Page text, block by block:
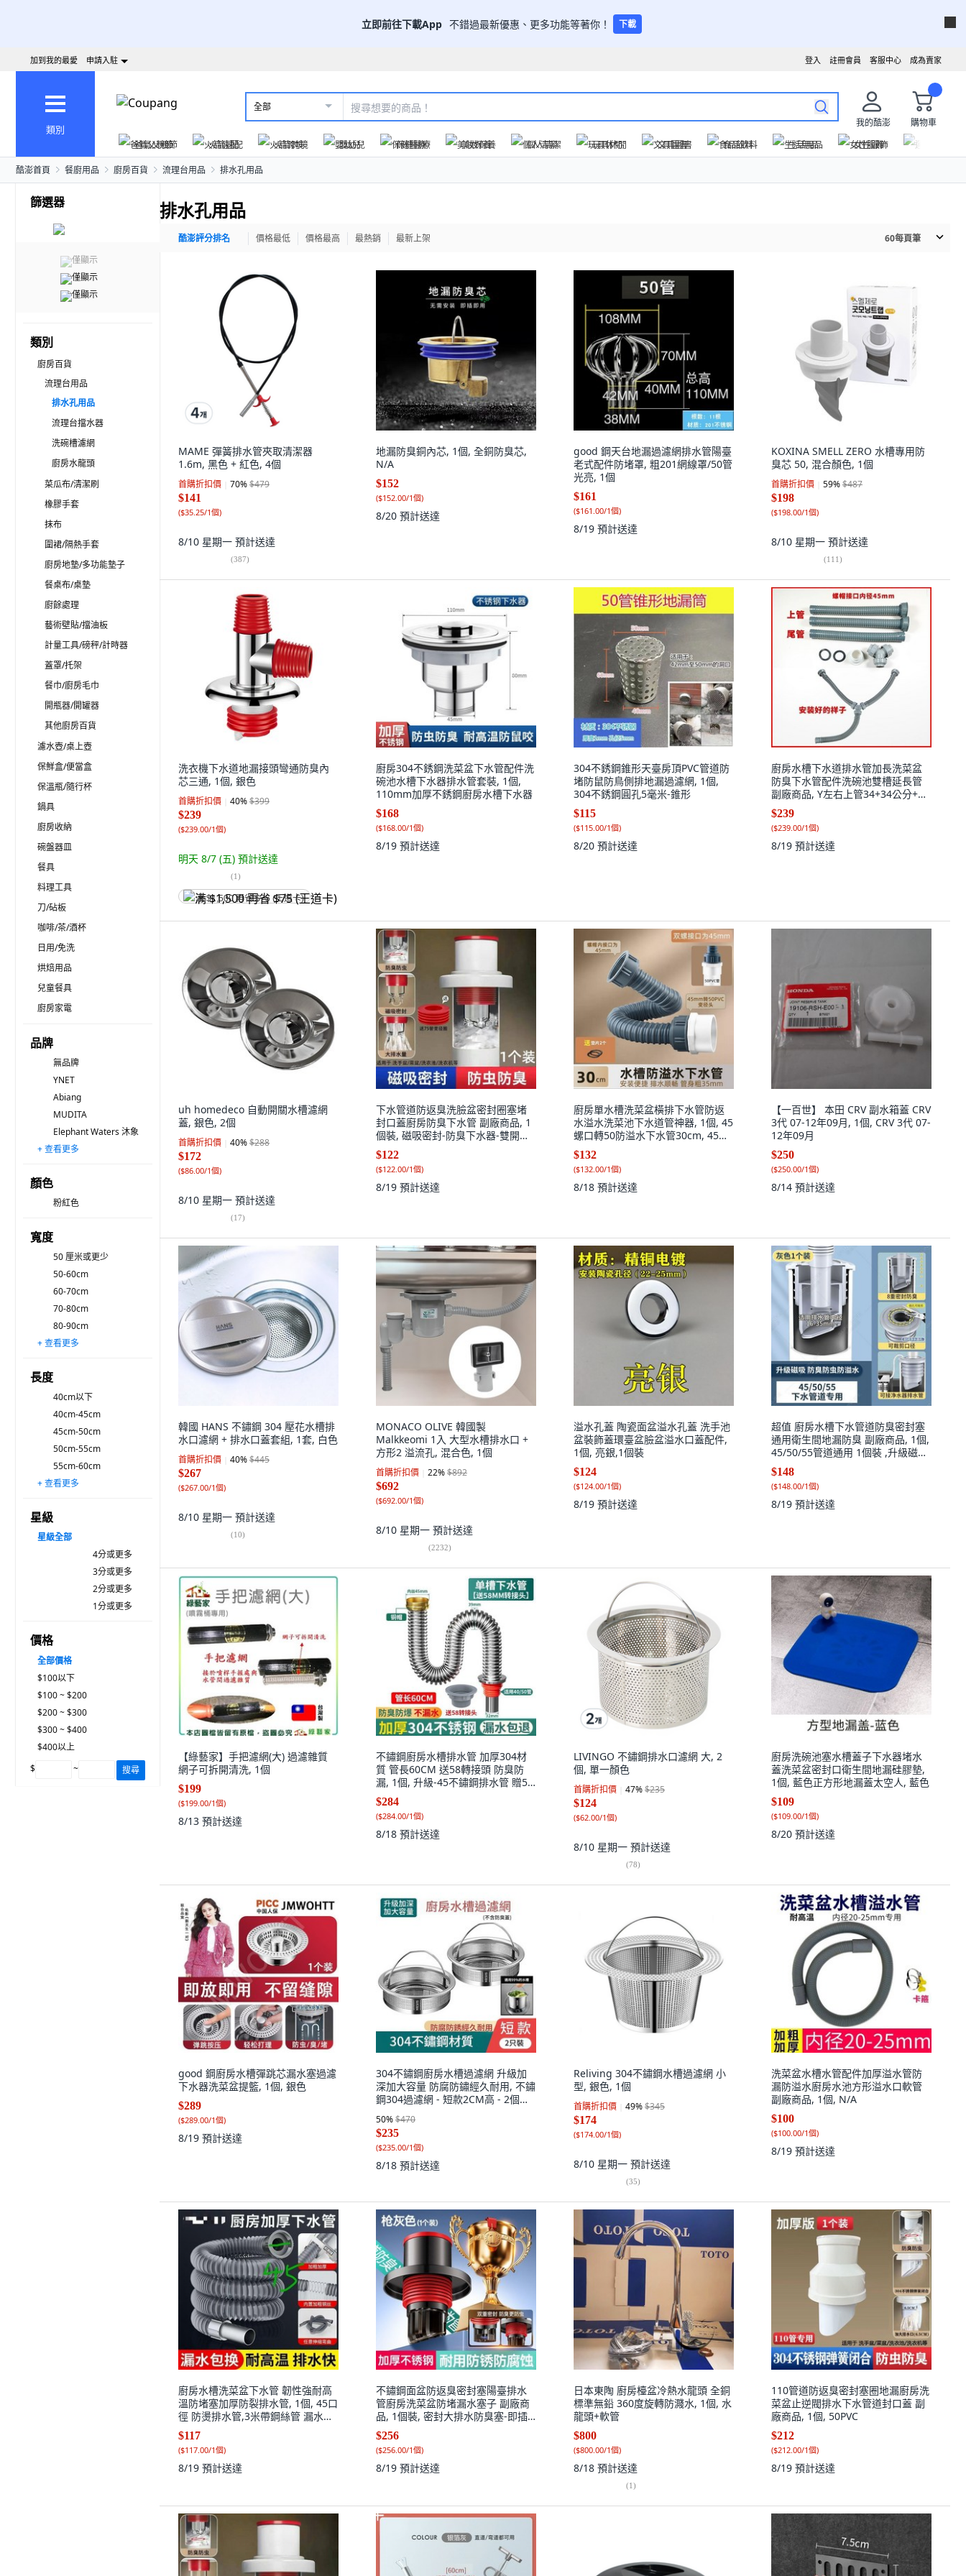
立即前往下載App 不錯過最新優惠、更多功能等著你！ 下載
成為賣家
客服中心
註冊會員
登入
加到我的最愛 申請入駐
類別
全部
我的酷澎
購物車
爸氣父親節
火箭速配 火箭跨境 嬰幼兒 保健醫療 美妝保養 個人清潔 玩具休閒 文具圖書 食品飲料 生活用品 女性服飾
酷澎首頁 餐廚用品 廚房百貨 流理台用品 排水孔用品
篩選器
僅顯示
僅顯示
僅顯示
類別
廚房百貨
流理台用品
排水孔用品
流理台擋水器
洗碗槽濾網
廚房水龍頭
菜瓜布/清潔刷
橡膠手套
抹布
圍裙/隔熱手套
廚房地墊/多功能墊子
餐桌布/桌墊
廚餘處理
藝術壁貼/擋油板
計量工具/磅秤/計時器
蓋罩/托架
餐巾/廚房毛巾
開瓶器/開罐器
其他廚房百貨
濾水壺/桌上壺
保鮮盒/便當盒
保溫瓶/隨行杯
鍋具
廚房收納
碗盤器皿
餐具
料理工具
刀/砧板
咖啡/茶/酒杯
日用/免洗
烘焙用品
兒童餐具
廚房家電
品牌
無品牌
YNET
Abiang
MUDITA
Elephant Waters 沐象
韓國 HANS
SHIMOMURA 下村
Stenfactory
natureahn
葉子小舖
Hanyhome
MIKANG
MONACO OLIVE
BODYLUV
Tamsaa
小麥購物
WIDE VIEW
YOSHIKAWA 吉川
SSGP 三四鋼
Axis 艾克思
+ 查看更多
顏色
粉紅色
寬度
50 厘米或更少
50-60cm
60-70cm
70-80cm
80-90cm
90-100cm
100-120cm
120-140cm
140-160cm
160-180cm
180-200cm
200-220cm
220-240cm
240-260cm
260-280cm
超過 280 厘米
+ 查看更多
長度
40cm以下
40cm-45cm
45cm-50cm
50cm-55cm
55cm-60cm
60cm-80cm
80cm-100cm
100cm-120cm
120cm-140cm
140cm-160cm
160cm-180cm
180cm-200cm
200cm-220cm
220cm-240cm
240cm-260cm
260cm-280cm
280cm以上
+ 查看更多
星級
星級全部
4分或更多
3分或更多
2分或更多
1分或更多
價格
全部價格
$100以下
$100 ~ $200
$200 ~ $300
$300 ~ $400
$400以上
$
~ 搜尋
排水孔用品
酷澎評分排名 價格最低 價格最高 最熱銷 最新上架 60每頁筆
MAME 彈簧排水管夾取清潔器
1.6m, 黑色 + 紅色, 4個
首購折扣價 70%$479
$141
($35.25/1個)
8/10 星期一 預計送達
(387)
地漏防臭銅內芯, 1個, 全銅防臭芯,
N/A
$152
($152.00/1個)
8/20 預計送達
good 鋼天台地漏過濾網排水管陽臺
老式配件防堵罩, 粗201網線罩/50管
光亮, 1個
$161
($161.00/1個)
8/19 預計送達
KOXINA SMELL ZERO 水槽專用防
臭芯 50, 混合顏色, 1個
首購折扣價 59%$487
$198
($198.00/1個)
8/10 星期一 預計送達
(111)
洗衣機下水道地漏接頭彎通防臭內
芯三通, 1個, 銀色
首購折扣價 40%$399
$239
($239.00/1個)
明天 8/7 (五) 預計送達
(1)
满 $1,500 再省 $75 (王道卡)
廚房304不銹鋼洗菜盆下水管配件洗
碗池水槽下水器排水管套裝, 1個,
110mm加厚不銹鋼廚房水槽下水器
$168
($168.00/1個)
8/19 預計送達
304不銹鋼錐形天臺房頂PVC管道防
堵防鼠防鳥側排地漏過濾網, 1個,
304不銹鋼圓孔5毫米-錐形
$115
($115.00/1個)
8/20 預計送達
廚房水槽下水道排水管加長洗菜盆
防臭下水管配件洗碗池雙槽延長管
副廠商品, Y左右上管34+34公分+尾
管33.5公, 1個
$239
($239.00/1個)
8/19 預計送達
uh homedeco 自動開關水槽濾網
蓋, 銀色, 2個
首購折扣價 40%$288
$172
($86.00/1個)
8/10 星期一 預計送達
(17)
下水管道防返臭洗臉盆密封圈塞堵
封口蓋廚房防臭下水管 副廠商品, 1
個裝, 磁吸密封-防臭下水器-雙開排
水,加厚1個裝 50/75管 廚衛通用,
N/A
$122
($122.00/1個)
8/19 預計送達
廚房單水槽洗菜盆橫排下水管防返
水溢水洗菜池下水道管神器, 1個, 45
螺口轉50防溢水下水管30cm, 45螺
口轉50防溢水下水管30cm
$132
($132.00/1個)
8/18 預計送達
【一百世】 本田 CRV 副水箱蓋 CRV
3代 07-12年09月, 1個, CRV 3代 07-
12年09月
$250
($250.00/1個)
8/14 預計送達
韓國 HANS 不鏽鋼 304 壓花水槽排
水口濾網 + 排水口蓋套組, 1套, 白色
首購折扣價 40%$445
$267
($267.00/1個)
8/10 星期一 預計送達
(10)
MONACO OLIVE 韓國製
Malkkeomi 1入 大型水槽排水口 +
方形2 溢流孔, 混合色, 1個
首購折扣價 22%$892
$692
($692.00/1個)
8/10 星期一 預計送達
(2232)
溢水孔蓋 陶瓷面盆溢水孔蓋 洗手池
盆裝飾蓋環臺盆臉盆溢水口蓋配件,
1個, 亮銀,1個裝
$124
($124.00/1個)
8/19 預計送達
超值 廚房水槽下水管道防臭密封塞
通用衛生間地漏防臭 副廠商品, 1個,
45/50/55管道通用 1個裝 ,升級磁吸
防臭-8重密封防臭防蟲防溢水
$148
($148.00/1個)
8/19 預計送達
【綠藝家】手把濾網(大) 過濾雜質
網子可拆開清洗, 1個
$199
($199.00/1個)
8/13 預計送達
不鏽鋼廚房水槽排水管 加厚304材
質 管長60CM 送58轉接頭 防臭防
漏, 1個, 升級-45不鏽鋼排水管 贈58
轉接頭 ,升級加厚/不鏽鋼管長 40cm
較短, 45不鏽鋼排水管 贈58轉接頭,
40cm
$284
($284.00/1個)
8/18 預計送達
LIVINGO 不鏽鋼排水口濾網 大, 2
個, 單一顏色
首購折扣價 47%$235
$124
($62.00/1個)
8/10 星期一 預計送達
(78)
廚房洗碗池塞水槽蓋子下水器堵水
蓋洗菜盆密封口衛生間地漏硅膠墊,
1個, 藍色正方形地漏蓋太空人, 藍色
$109
($109.00/1個)
8/20 預計送達
good 鋼廚房水槽彈跳芯漏水塞過濾
下水器洗菜盆提籃, 1個, 銀色
$289
($289.00/1個)
8/19 預計送達
304不鏽鋼廚房水槽過濾網 升級加
深加大容量 防腐防鏽經久耐用, 不鏽
鋼304過濾網 - 短款2CM高 - 2個裝 -
優惠了兩塊, 1個
50%$470
$235
($235.00/1個)
8/18 預計送達
Reliving 304不鏽鋼水槽過濾網 小
型, 銀色, 1個
首購折扣價 49%$345
$174
($174.00/1個)
8/10 星期一 預計送達
(35)
洗菜盆水槽水管配件加厚溢水管防
漏防溢水廚房水池方形溢水口軟管
副廠商品, 1個, N/A
$100
($100.00/1個)
8/19 預計送達
廚房水槽洗菜盆下水管 韌性強耐高
溫防堵塞加厚防裂排水管, 1個, 45口
徑 防燙排水管,3米帶鋼絲管 漏水包
賠
$117
($117.00/1個)
8/19 預計送達
不鏽鋼面盆防返臭密封塞陽臺排水
管廚房洗菜盆防堵漏水塞子 副廠商
品, 1個裝, 密封大排水防臭塞-即插
即用-1個裝,加厚不鏽鋼主體, N/A
$256
($256.00/1個)
8/19 預計送達
日本東陶 廚房檯盆冷熱水龍頭 全銅
標準無鉛 360度旋轉防濺水, 1個, 水
龍頭+軟管
$800
($800.00/1個)
8/18 預計送達
(1)
110管道防返臭密封塞圈地漏廚房洗
菜盆止逆閥排水下水管道封口蓋 副
廠商品, 1個, 50PVC
$212
($212.00/1個)
8/19 預計送達